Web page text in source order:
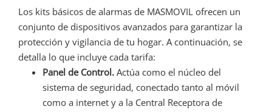
Los kits básicos de alarmas de MASMOVIL ofrecen un
conjunto de dispositivos avanzados para garantizar la
protección y vigilancia de tu hogar. A continuación, se
detalla lo que incluye cada tarifa:
Panel de Control. Actúa como el núcleo del
sistema de seguridad, conectado tanto al móvil
como a internet y a la Central Receptora de